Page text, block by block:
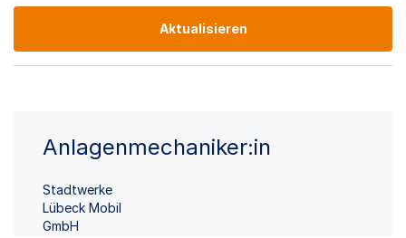
Aktualisieren
Anlagenmechaniker:in
Stadtwerke
Lübeck Mobil
GmbH